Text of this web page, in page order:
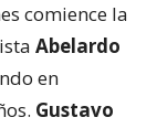
comience la
Abelardo
en
Gustavo